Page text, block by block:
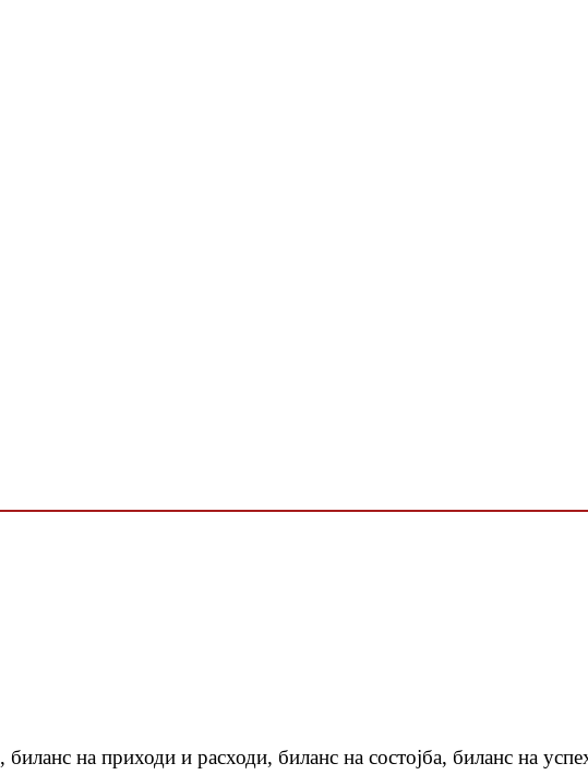
, биланс на приходи и расходи, биланс на состојба, биланс на